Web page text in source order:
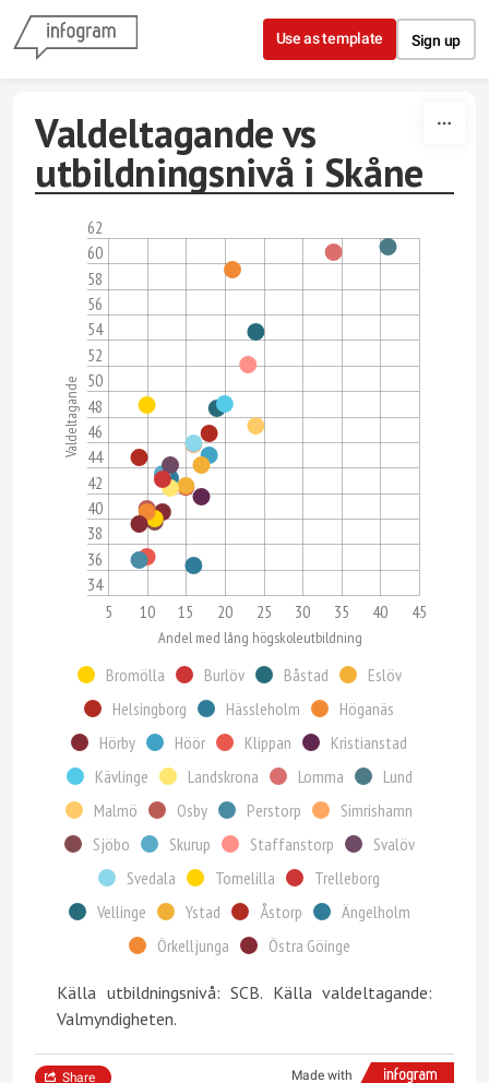
Skip to content
Use as template Sign up
Valdeltagande vs
utbildningsnivå i Skåne
34
36
38
40
42
44
46
48
50
52
54
56
58
60
62
5 10 15 20 25 30 35 40 45
Valdeltagande
Andel med lång högskoleutbildning
Bromölla Burlöv Båstad
Eslöv
Helsingborg
Hässleholm
Höganäs
Hörby
Höör Klippan
Kristianstad
Kävlinge
Landskrona Lomma
Lund
Malmö
Osby Perstorp
Simrishamn
Sjöbo
Skurup Staffanstorp
Svalöv
Svedala
Tomelilla
Trelleborg
Vellinge
Ystad Åstorp
Ängelholm
Örkelljunga
Östra Göinge
Källa utbildningsnivå: SCB. Källa valdeltagande:
Valmyndigheten.
Made with
Share